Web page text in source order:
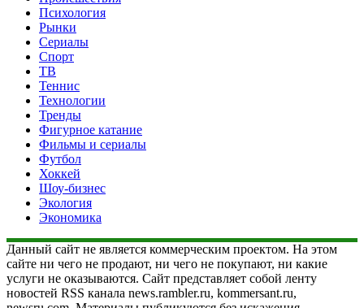
Психология
Рынки
Сериалы
Спорт
ТВ
Теннис
Технологии
Тренды
Фигурное катание
Фильмы и сериалы
Футбол
Хоккей
Шоу-бизнес
Экология
Экономика
Данный сайт не является коммерческим проектом. На этом
сайте ни чего не продают, ни чего не покупают, ни какие
услуги не оказываются. Сайт представляет собой ленту
новостей RSS канала news.rambler.ru, kommersant.ru,